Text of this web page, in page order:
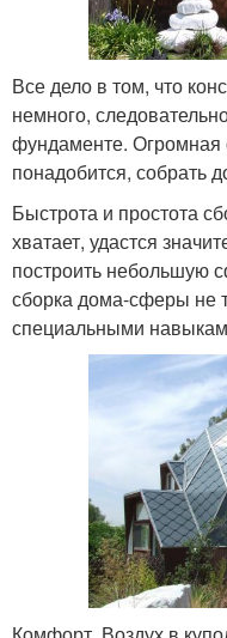
Все дело в том, что
немного,
фундаменте. Огромная
понадобится, собрать
Быстрота и простота
хватает, удастся
построить небольшую
сборка дома-сферы не
специальными